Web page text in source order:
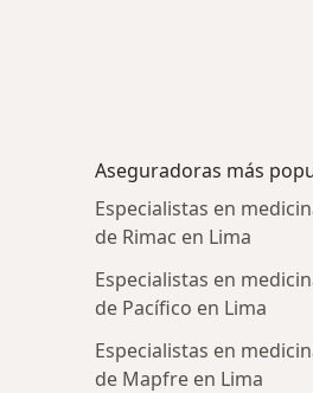
Aseguradoras más
Especialistas en
de Rimac en Lima
Especialistas en
de Pacífico en Lima
Especialistas en
de Mapfre en Lima